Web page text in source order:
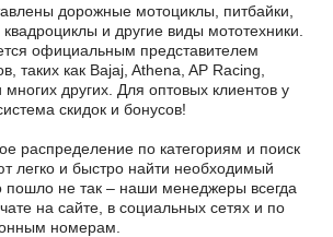
дорожные мотоциклы, питбайки,
и другие виды мототехники.
официальным представителем
таких как Bajaj, Athena, AP Racing,
других. Для оптовых клиентов у
скидок и бонусов!
распределение по категориям и поиск
легко и быстро найти необходимый
пошло не так – наши менеджеры всегда
на сайте, в социальных сетях и по
номерам.